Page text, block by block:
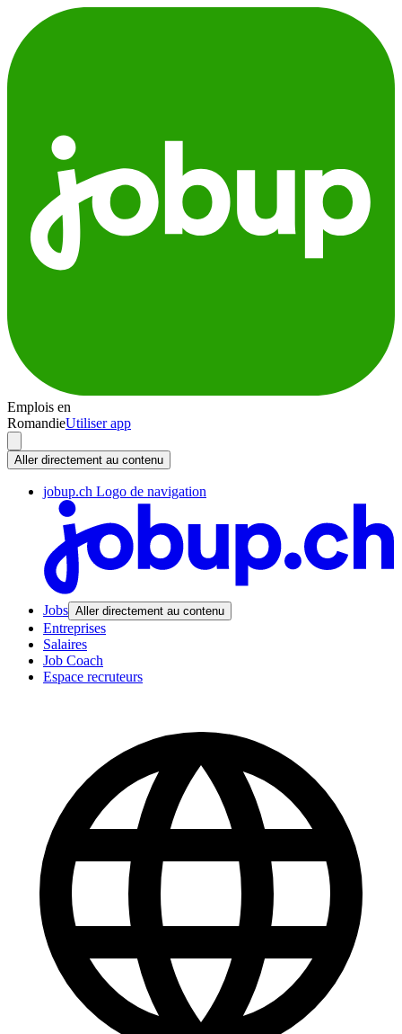
Emplois en
RomandieUtiliser app
Aller directement au contenu
jobup.ch Logo de navigation
Jobs Aller directement au contenu
Entreprises
Salaires
Job Coach
Espace recruteurs